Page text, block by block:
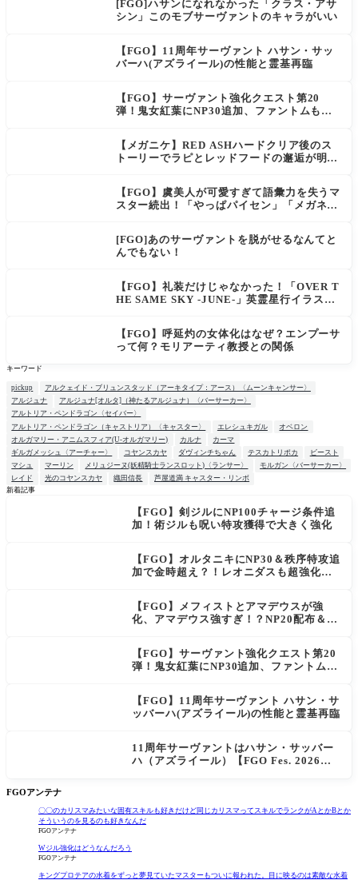
[FGO]ハサンになれなかった「クラス・アサ
シン」このモブサーヴァントのキャラがいい
【FGO】11周年サーヴァント ハサン・サッ
バーハ(アズライール)の性能と霊基再臨
【FGO】サーヴァント強化クエスト第20
弾！鬼女紅葉にNP30追加、ファントムも大
【メガニケ】RED ASHハードクリア後のス
トーリーでラピとレッドフードの邂逅が明か
【FGO】虞美人が可愛すぎて語彙力を失うマ
スター続出！「やっぱパイセン」「メガネよ
[FGO]あのサーヴァントを脱がせるなんてと
んでもない！
【FGO】礼装だけじゃなかった！「OVER T
HE SAME SKY -JUNE-」英霊星行イラスト
【FGO】呼延灼の女体化はなぜ？エンプーサ
って何？モリアーティ教授との関係
キーワード
pickup
アルクェイド・ブリュンスタッド（アーキタイプ：アース）〈ムーンキャンサー〉
アルジュナ
アルジュナ[オルタ]（神たるアルジュナ）〈バーサーカー〉
アルトリア・ペンドラゴン〈セイバー〉
アルトリア・ペンドラゴン（キャストリア）〈キャスター〉
エレシュキガル
オベロン
オルガマリー・アニムスフィア(U-オルガマリー)
カルナ
カーマ
ギルガメッシュ〈アーチャー〉
コヤンスカヤ ダヴィンチちゃん テスカトリポカ
ビースト
マシュ
マーリン メリュジーヌ(妖精騎士ランスロット)〈ランサー〉
モルガン〈バーサーカー〉
レイド
光のコヤンスカヤ 織田信長
芦屋道満 キャスター・リンボ
新着記事
【FGO】剣ジルにNP100チャージ条件追
加！術ジルも呪い特攻獲得で大きく強化
【FGO】オルタニキにNP30＆秩序特攻追
加で金時超え？！レオニダスも超強化で
【FGO】メフィストとアマデウスが強
化、アマデウス強すぎ！？NP20配布＆Ar
【FGO】サーヴァント強化クエスト第20
弾！鬼女紅葉にNP30追加、ファントムも
【FGO】11周年サーヴァント ハサン・サ
ッバーハ(アズライール)の性能と霊基再臨
11周年サーヴァントはハサン・サッバー
ハ（アズライール）【FGO Fes. 2026】
FGOアンテナ
〇〇のカリスマみたいな固有スキルも好きだけど同じカリスマってスキルでランクがAとかBとか
そういうのを見るのも好きなんだ
FGOアンテナ
Wジル強化はどうなんだろう
FGOアンテナ
キングプロテアの水着をずっと夢見ていたマスターもついに報われた。目に映るのは素敵な水着